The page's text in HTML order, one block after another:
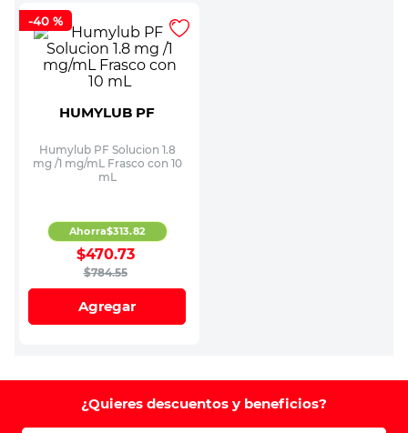
-40 %
HUMYLUB PF
Humylub PF Solucion 1.8
mg /1 mg/mL Frasco con 10
mL
$784.55
$470.73
Ahorra$313.82
Agregar
¿Quieres descuentos y beneficios?